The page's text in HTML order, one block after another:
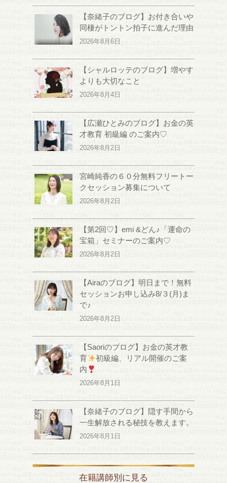
【奈緒子のブログ】お付き合いや
同棲がトントン拍子に進んだ理由
2026年8月6日
【シャルロッテのブログ】増やす
よりも大切なこと
2026年8月4日
【広瀬ひとみのブログ】お金の英
才教育 初級編 のご案内♡
2026年8月2日
宮崎純香の６０分無料フリートー
クセッション募集について
2026年8月2日
【第2回♡】emi &どん♪「運命の
宝箱」セミナーのご案内♡
2026年8月2日
【Airaのブログ】明日まで！無料
セッションお申し込み8/３(月)ま
で♪
2026年8月2日
【Saoriのブログ】お金の英才教
育
初級編、リアル開催のご案
内
2026年8月1日
【奈緒子のブログ】隠す手間から
一生解放される秘技を教えます。
2026年8月1日
在籍講師別に見る